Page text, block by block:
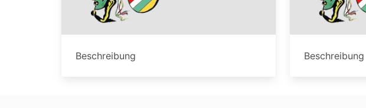
Beschreibung Beschreibung